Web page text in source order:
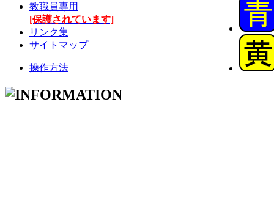
教職員専用
[保護されています]
リンク集
サイトマップ
操作方法